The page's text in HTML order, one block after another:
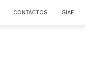
CONTACTOS GIAE